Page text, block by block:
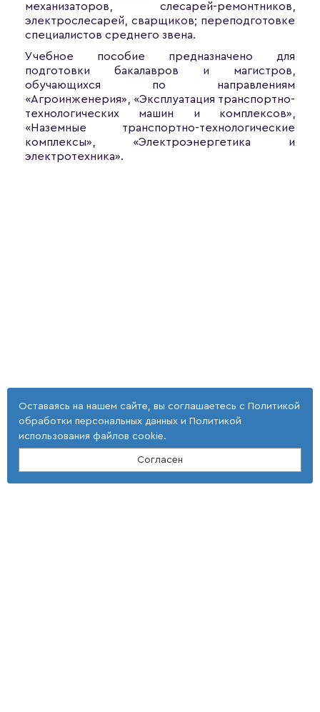
механизаторов, слесарей-ремонтников,
электрослесарей, сварщиков; переподготовке
специалистов среднего звена.
Учебное пособие предназначено для
подготовки бакалавров и магистров,
обучающихся по направлениям
«Агроинженерия», «Эксплуатация транспортно-
технологических машин и комплексов»,
«Наземные транспортно-технологические
комплексы», «Электроэнергетика и
электротехника».
Оставаясь на нашем сайте, вы соглашаетесь с Политикой
обработки персональных данных и Политикой
использования файлов cookie.
Согласен